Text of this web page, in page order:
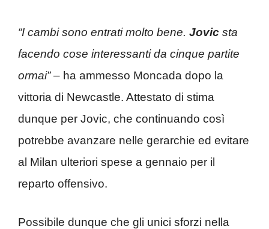
“I cambi sono entrati molto bene. Jovic sta
facendo cose interessanti da cinque partite
ormai” – ha ammesso Moncada dopo la
vittoria di Newcastle. Attestato di stima
dunque per Jovic, che continuando così
potrebbe avanzare nelle gerarchie ed evitare
al Milan ulteriori spese a gennaio per il
reparto offensivo.
Possibile dunque che gli unici sforzi nella